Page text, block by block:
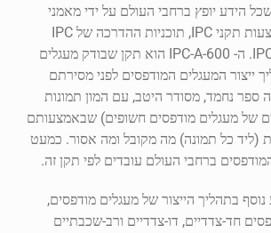
הידע יופץ ברחבי העולם על ידי מאמני
IPC מוסמכים באמצעות תקני IPC, תוכניות ההדרכה של IPC
וחומרי הדרכה של IPC. ה- IPC-A-600 הוא תקן שבודק מעגלים
ייצור המעגלים המודפסים לפני מסירתם
ספר נחמד, מסודר היטב, עם המון תמונות
של מעגלים מודפסים חשופים) שבאמצעותם
(ליד כל תמונה) מה מקובל ומה אסור. כמעט
ברחבי העולם עובדים לפי תקן זה.
בתהליך הייצור של מעגלים מודפסים,
חד-צדדיים, דו-צדדיים ורב-שכבתיים